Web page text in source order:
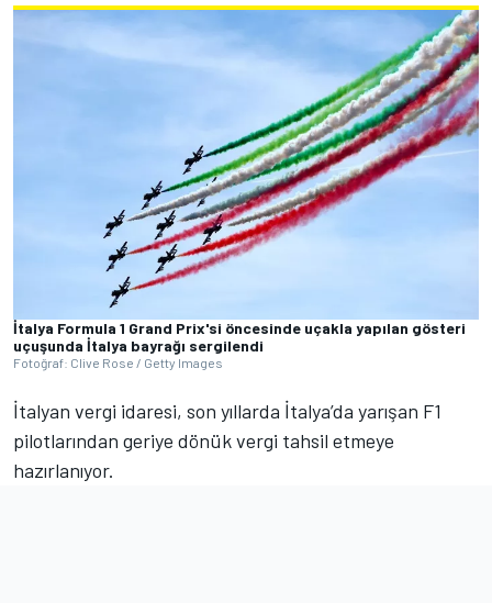
İtalya Formula 1 Grand Prix'si öncesinde uçakla yapılan gösteri
uçuşunda İtalya bayrağı sergilendi
Fotoğraf: Clive Rose / Getty Images
İtalyan vergi idaresi, son yıllarda İtalya’da yarışan F1
pilotlarından geriye dönük vergi tahsil etmeye
hazırlanıyor.